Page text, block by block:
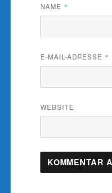
NAME *
E-MAIL-ADRESSE *
WEBSITE